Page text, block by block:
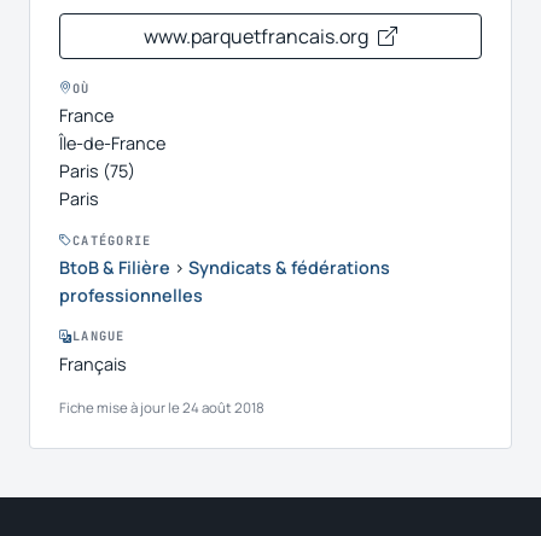
www.parquetfrancais.org
OÙ
France
Île-de-France
Paris (75)
Paris
CATÉGORIE
BtoB & Filière › Syndicats & fédérations
professionnelles
LANGUE
Français
Fiche mise à jour le 24 août 2018